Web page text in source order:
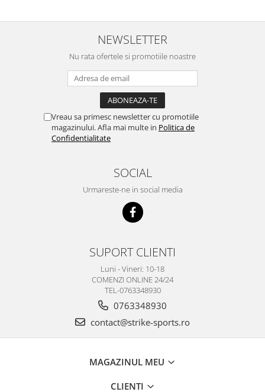
NEWSLETTER
Nu rata ofertele si promotiile noastre
Vreau sa primesc newsletter cu promotiile
magazinului. Afla mai multe in Politica de
Confidentialitate
SOCIAL
Urmareste-ne in social media
SUPORT CLIENTI
Luni - Vineri: 10-18
COMENZI ONLINE 24/24
TEL-0763348930
0763348930
contact@strike-sports.ro
MAGAZINUL MEU
CLIENTI